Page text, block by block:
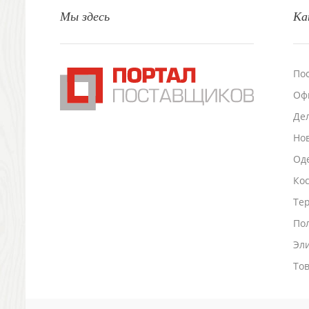
Подставки для визиток записок телефонов
Промо
Антистрессы
Мы здесь